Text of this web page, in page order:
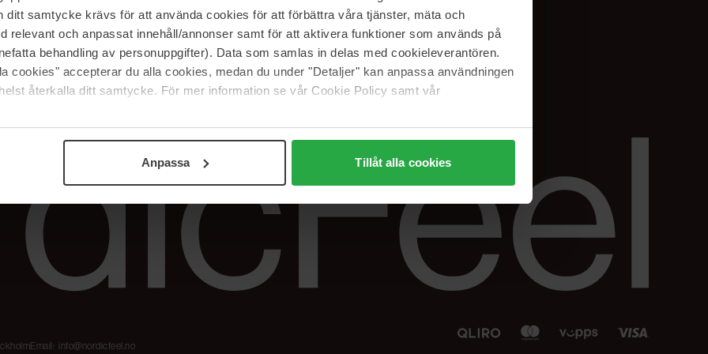
ditt samtycke krävs för att använda cookies för att förbättra våra tjänster, mäta och
relevant och anpassat innehåll/annonser samt för att aktivera funktioner som används på
behandling av personuppgifter). Data som samlas in delas med cookieleverantören.
cookies" accepterar du alla cookies, medan du under "Detaljer" kan anpassa användningen
återkalla ditt samtycke. För mer information se vår Cookie Policy samt vår
Anpassa Tillåt alla cookies
The Beauty Edit
Jobb hos oss
Samarbeidspartner
Spor bestillingen min
Retur og reklamasjon
Blush har blitt
Nordicfeel
Instagram
Linkedin
Email: info@nordicfeel.no